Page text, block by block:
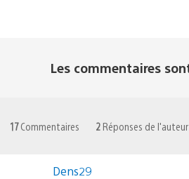
Les commentaires
17Commentaires 2 Réponses de l'auteur
Dens29